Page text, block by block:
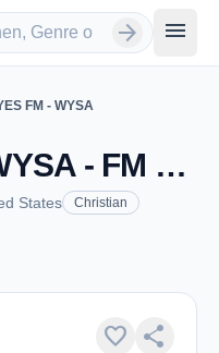
arrow_forward menu
FM - WYSA
YES FM - WYSA - FM 88.1 - Wauseon, OH
States
Christian
favorite share